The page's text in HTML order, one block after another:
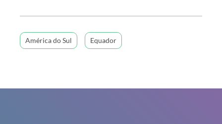
América do Sul Equador